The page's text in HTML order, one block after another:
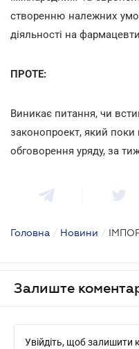
створенню належних
діяльності на
ПРОТЕ:
Виникає питання, чи
законопроект, який
обговорення уряду, за
Головна / Новини /
Залиште
Увійдіть, щоб залишити